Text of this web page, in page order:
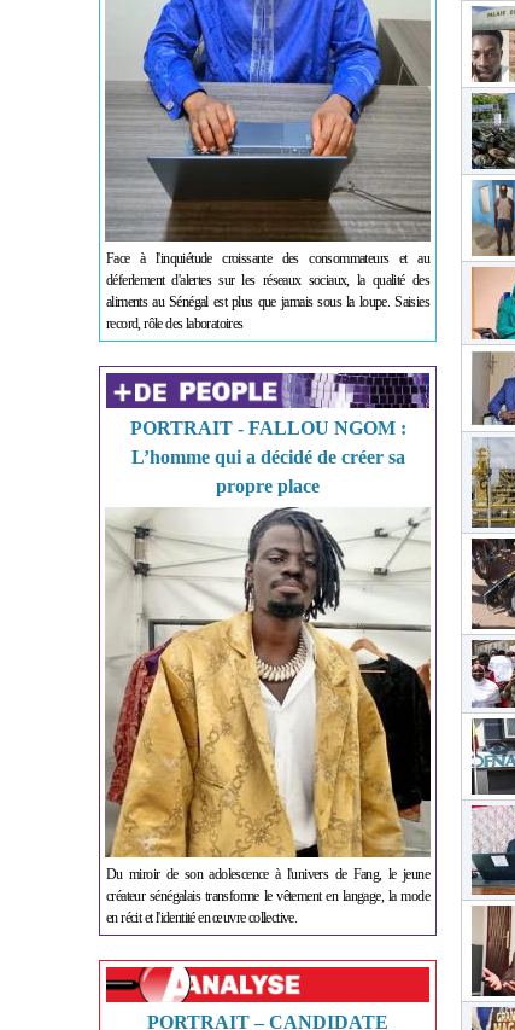
Face à l'inquiétude croissante des consommateurs et au
déferlement d'alertes sur les réseaux sociaux, la qualité des
aliments au Sénégal est plus que jamais sous la loupe. Saisies
record, rôle des laboratoires
PORTRAIT - FALLOU NGOM :
L’homme qui a décidé de créer sa
propre place
Du miroir de son adolescence à l'univers de Fang, le jeune
créateur sénégalais transforme le vêtement en langage, la mode
en récit et l'identité en œuvre collective.
PORTRAIT – CANDIDATE